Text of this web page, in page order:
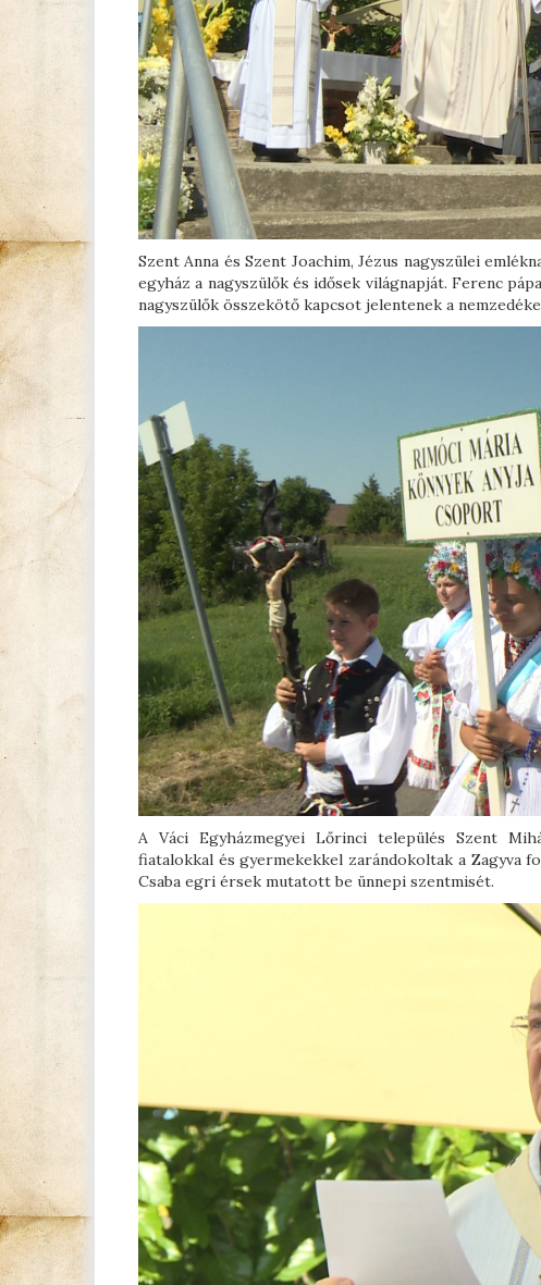
Szent Anna és Szent Joachim, Jézus nagyszülei
egyház a nagyszülők és idősek világnapját. Ferenc
nagyszülők összekötő kapcsot jelentenek a
A Váci Egyházmegyei Lőrinci település Szent
fiatalokkal és gyermekekkel zarándokoltak a Zagyva
Csaba egri érsek mutatott be ünnepi szentmisét.